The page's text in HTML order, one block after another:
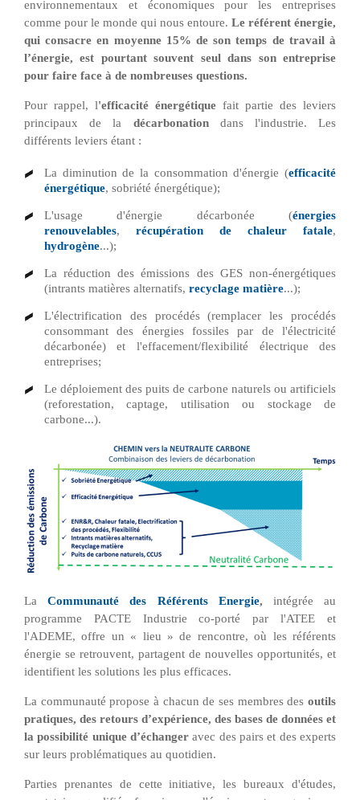
environnementaux et économiques pour les entreprises
comme pour le monde qui nous entoure.Le référent énergie,
qui consacre en moyenne 15% de son temps de travail à
l’énergie, est pourtant souvent seul dans son entreprise
pour faire face à de nombreuses questions.
Pour rappel, l'efficacité énergétique fait partie des leviers
principaux de la décarbonationdans l'industrie. Les
différents leviers étant :
La diminution de la consommation d'énergie (efficacité
énergétique, sobriété énergétique);
L'usage d'énergie décarbonée (énergies
renouvelables, récupération de chaleur fatale,
hydrogène...);
La réduction des émissions des GES non-énergétiques
(intrants matières alternatifs, recyclage matière...);
L'électrification des procédés (remplacer les procédés
consommant des énergies fossiles par de l'électricité
décarbonée) et l'effacement/flexibilité électrique des
entreprises;
Le déploiement des puits de carbone naturels ou artificiels
(reforestation, captage, utilisation ou stockage de
carbone...).
LaCommunauté des Référents Energie, intégrée au
programme PACTE Industrie co-porté par l'ATEE et
l'ADEME, offre un « lieu » de rencontre, où les référents
énergie se retrouvent, partagent de nouvelles opportunités, et
identifient les solutions les plus efficaces.
La communauté propose à chacun de ses membres desoutils
pratiques, des retours d’expérience, des bases de données et
la possibilité unique d’échangeravec des pairs et des experts
sur leurs problématiques au quotidien.
Parties prenantes de cette initiative, les bureaux d'études,